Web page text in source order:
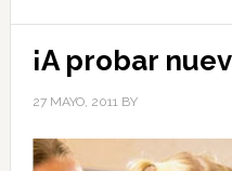
¡A probar
27 MAYO, 2011BY